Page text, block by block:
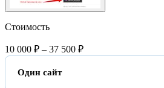
Стоимость
10 000 ₽ – 37 500 ₽
Один сайт